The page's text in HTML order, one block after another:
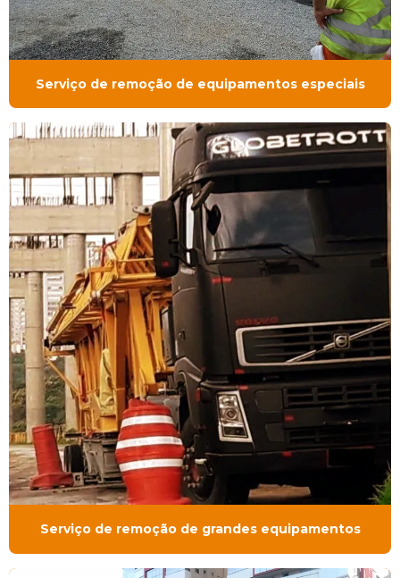
Serviço de remoção de equipamentos especiais
Serviço de remoção de grandes equipamentos